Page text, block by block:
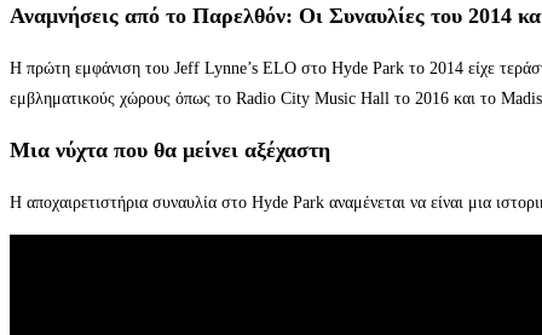
Αναμνήσεις από το Παρελθόν: Οι Συναυλίες του 2014
Η πρώτη εμφάνιση του Jeff Lynne’s ELO στο Hyde Park το 2014 είχε
εμβληματικούς χώρους όπως το Radio City Music Hall το 2016 και το
Μια νύχτα που θα μείνει αξέχαστη
Η αποχαιρετιστήρια συναυλία στο Hyde Park αναμένεται να είναι μια